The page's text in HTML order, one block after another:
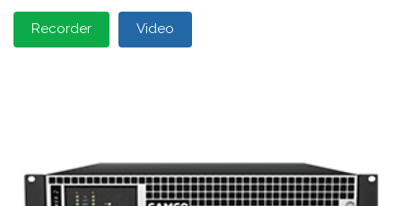
Recorder Video